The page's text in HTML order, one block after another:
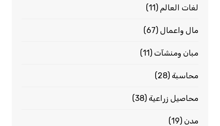
لغات العالم (11)
مال واعمال(67)
مبان ومنشآت(11)
محاسبة(28)
محاصيل زراعية(38)
مدن(19)